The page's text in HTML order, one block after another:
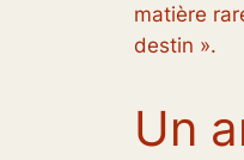
matière
destin ».
Un